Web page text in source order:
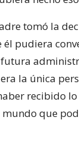
tomó la
pudiera
la única
recibido
mundo que